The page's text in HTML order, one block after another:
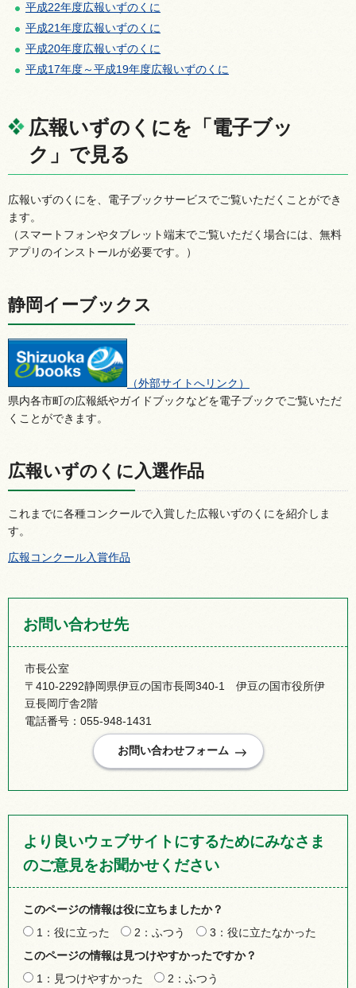
平成22年度広報いずのくに
平成21年度広報いずのくに
平成20年度広報いずのくに
平成17年度～平成19年度広報いずのくに
広報いずのくにを「電子ブッ
ク」で見る
広報いずのくにを、電子ブックサービスでご覧いただくことができ
ます。
（スマートフォンやタブレット端末でご覧いただく場合には、無料
アプリのインストールが必要です。）
静岡イーブックス
（外部サイトへリンク）
県内各市町の広報紙やガイドブックなどを電子ブックでご覧いただ
くことができます。
広報いずのくに入選作品
これまでに各種コンクールで入賞した広報いずのくにを紹介しま
す。
広報コンクール入賞作品
お問い合わせ先
市長公室
〒410-2292静岡県伊豆の国市長岡340-1 伊豆の国市役所伊
豆長岡庁舎2階
電話番号：055-948-1431
より良いウェブサイトにするためにみなさま
のご意見をお聞かせください
このページの情報は役に立ちましたか？
1：役に立った
2：ふつう
3：役に立たなかった
このページの情報は見つけやすかったですか？
1：見つけやすかった
2：ふつう